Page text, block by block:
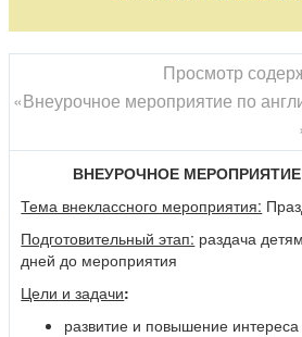
больших корректив.
Если оставить стереотипы,
трудолюбивых людей с хорошим
пишется с большой буквы). «Dieu et
Великобритания — сравнительно
разнообразием регионов, которые
традиции. Для понимания истоков
к историко-географической зарисовке
Просмотр
«Внеурочное мероприятие по
ВНЕУРОЧНОЕ
Тема внеклассного мероприятия:
Подготовительный этап: раздача
дней до мероприятия
Цели и задачи:
развитие и повышение